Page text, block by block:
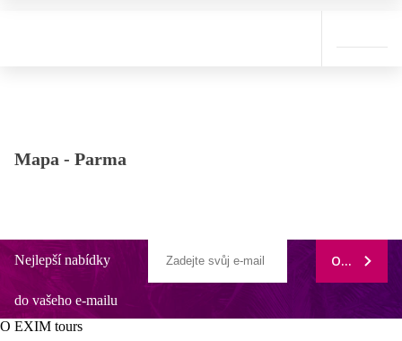
Mapa - Parma
Nejlepší nabídky
do vašeho e-mailu
ODEBÍRAT
O EXIM tours